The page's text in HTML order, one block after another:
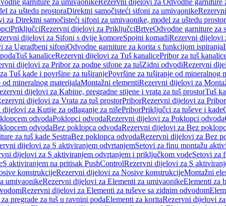
garniture za umivaonikeRezervni dijelovi za Odvodne garniture
za uštedu prostoraDirektni samočisteći sifoni za umivaonike
za Direktni samočisteći sifoni za umivaonike, model za uštedu
PriključciRezervni dijelovi za PriključciBrtveOdvodne garniture za
dijelovi za Sifoni s dvije komoreSpojni komadiRezervni dijelovi
za Ugradbeni sifoniOdvodne garniture za korita s funkcijom ispiranja
Tuš kanaliceRezervni dijelovi za Tuš kanalicePribor za tuš
dijelovi za Pribor za podne sifone za tušZidni odvodiRezervni
Tuš kade i površine za tuširanjePovršine za tuširanje od mineralnog
mineralnog materijalaMontažni elementiRezervni dijelovi za
dijelovi za Kabine, pregradne stijene i vrata za tuš prostorTuš
dijelovi za Vrata za tuš prostorPriborRezervni dijelovi za Pribor
dijelovi za Kutije za odlaganje za nišePriborPriključci za tuševe i kade
odvodaPoklopci odvodaRezervni dijelovi za Poklopci odvoda
odvodaBez poklopca odvodaRezervni dijelovi za Bez
za tuš kade SestraBez poklopca odvodaRezervni dijelovi za Bez
dijelovi za S aktiviranjem odvrtanjemSetovi za finu montažu
dijelovi za S aktiviranjem odvrtanjem i priključkom vodeSetovi za
S aktiviranjem na pritisak PushControlRezervni dijelovi za S
konstrukcijeRezervni dijelovi za Nosive konstrukcijeMontažni
umivaonikeRezervni dijelovi za Elementi za umivaonikeElementi za
Rezervni dijelovi za Elementi za tuševe sa zidnim odvodom
pregrade za tuš u ravnini podaElementi za koritaRezervni dijelovi